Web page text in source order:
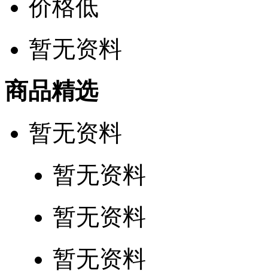
价格低
暂无资料
商品精选
暂无资料
暂无资料
暂无资料
暂无资料